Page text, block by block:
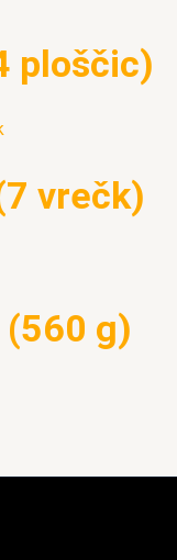
ploščic)
vrečk)
g)